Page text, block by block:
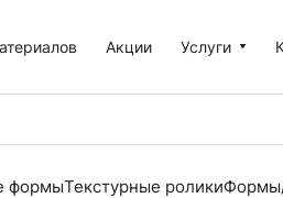
Акции Услуги
формыТекстурные ролики